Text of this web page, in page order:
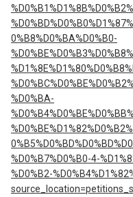
0%B8%D0%BA%D0%B0-
%D0%BA-
%D0%B7%D0%B0-4-
%D0%B2-